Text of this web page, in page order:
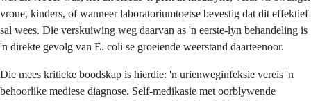
vroue, kinders, of wanneer laboratoriumtoetse bevestig dat dit effektief
sal wees. Die verskuiwing weg daarvan as 'n eerste-lyn behandeling is
'n direkte gevolg van E. coli se groeiende weerstand daarteenoor.
Die mees kritieke boodskap is hierdie: 'n urienweginfeksie vereis 'n
behoorlike mediese diagnose. Self-medikasie met oorblywende